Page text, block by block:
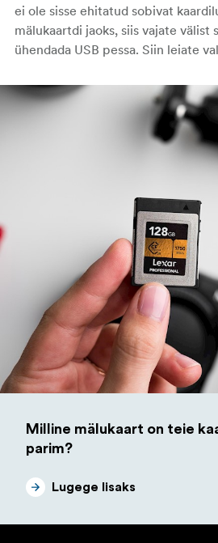
ei ole sisse ehitatud sobivat
mälukaartdi jaoks, siis vajate välist
ühendada USB pessa. Siin leiate
Milline mälukaart on teie
parim?
Lugege lisaks